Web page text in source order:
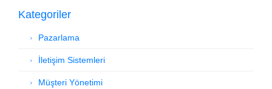
Kategoriler
Pazarlama
İletişim Sistemleri
Müşteri Yönetimi